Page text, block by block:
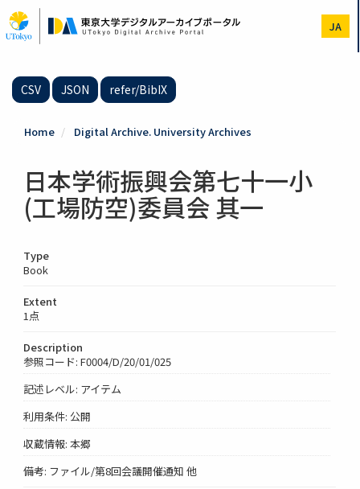
to
main
JA
CSV JSON refer/BibIX
Home Digital Archive. University Archives
日本学術振興会第七十一小
(工場防空)委員会 其一
Type
Book
Extent
1点
Description
参照コード: F0004/D/20/01/025
記述レベル: アイテム
利用条件: 公開
収蔵情報: 本郷
備考: ファイル/第8回会議開催通知 他